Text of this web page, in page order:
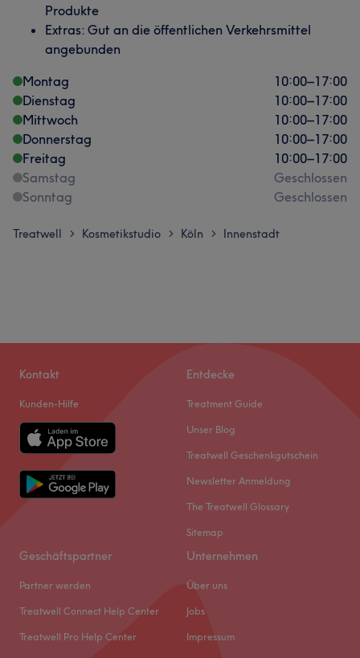
Produkte
Extras: Gut an die öffentlichen Verkehrsmittel
angebunden
Montag
10:00–17:00
Dienstag
10:00–17:00
Mittwoch
10:00–17:00
Donnerstag
10:00–17:00
Freitag
10:00–17:00
Samstag
Geschlossen
Sonntag
Geschlossen
Treatwell > Kosmetikstudio > Köln > Innenstadt
Kontakt
Kunden-Hilfe
Entdecke
Treatment Guide
Unser Blog
Treatwell Geschenkgutschein
Newsletter Anmeldung
The Treatwell Glossary
Sitemap
Geschäftspartner
Partner werden
Treatwell Connect Help Center
Treatwell Pro Help Center
Unternehmen
Über uns
Jobs
Impressum